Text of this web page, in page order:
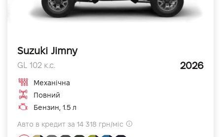
Suzuki Jimny
GL 102 к.с. 2026
Механічна
Повний
Бензин, 1.5 л
Авто в кредит за 14 318 грн/міс